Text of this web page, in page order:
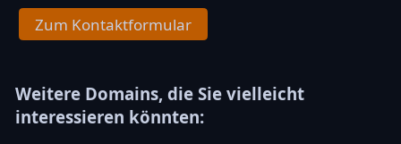
Zum Kontaktformular
Weitere Domains, die Sie vielleicht
interessieren könnten: